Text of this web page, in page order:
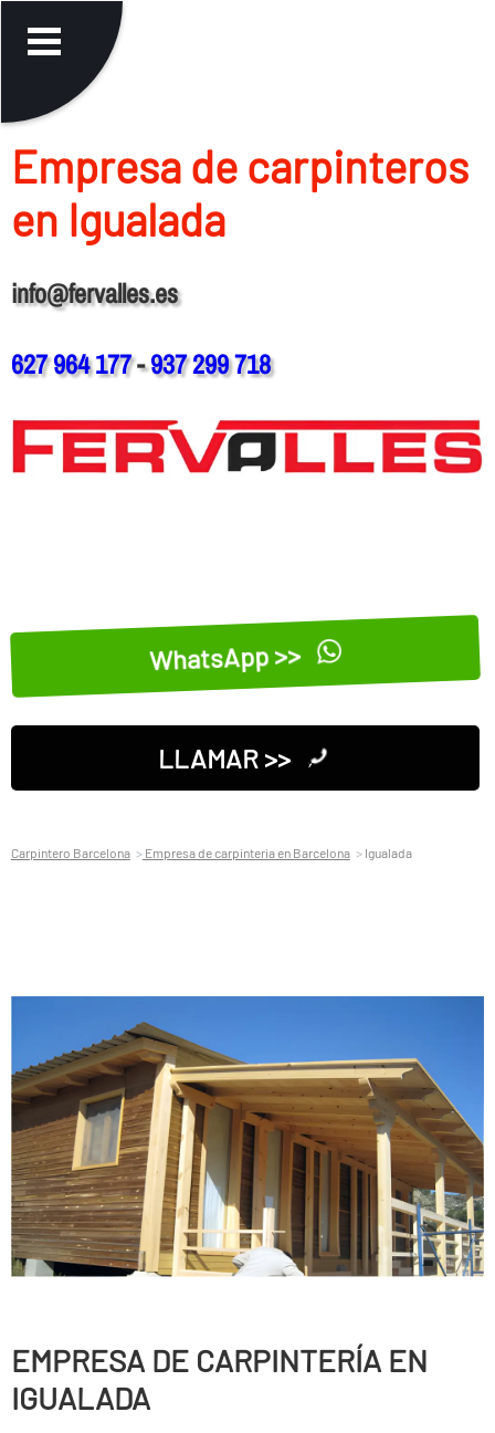
Empresa de carpinteros
en Igualada
info@fervalles.es
627 964 177-937 299 718
WhatsApp >>
LLAMAR >>
Carpintero Barcelona Empresa de carpinteria en Barcelona Igualada
EMPRESA DE CARPINTERÍ­A EN
IGUALADA